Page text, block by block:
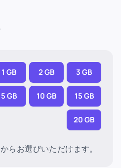
1 GB 2 GB 3 GB
5 GB 10 GB 15 GB
20 GB
らお選びいただけます。